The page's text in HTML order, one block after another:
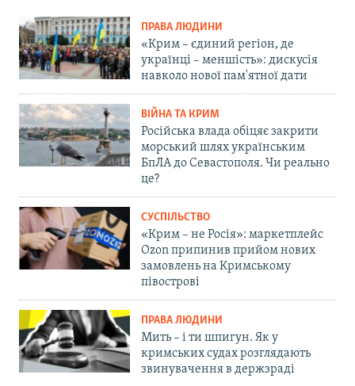
ПРАВА ЛЮДИНИ
«Крим – єдиний регіон, де
українці – меншість»: дискусія
навколо нової пам'ятної дати
ВІЙНА ТА КРИМ
Російська влада обіцяє закрити
морський шлях українським
БпЛА до Севастополя. Чи реально
це?
СУСПІЛЬСТВО
«Крим – не Росія»: маркетплейс
Ozon припинив прийом нових
замовлень на Кримському
півострові
ПРАВА ЛЮДИНИ
Мить – і ти шпигун. Як у
кримських судах розглядають
звинувачення в держзраді